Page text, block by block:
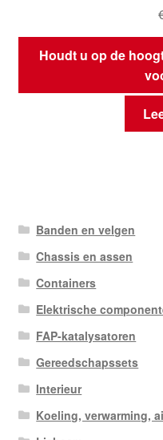
Houdt u op de
Banden en velgen
Chassis en assen
Containers
Elektrische
FAP-katalysatoren
Gereedschapssets
Interieur
Koeling, verwarming,